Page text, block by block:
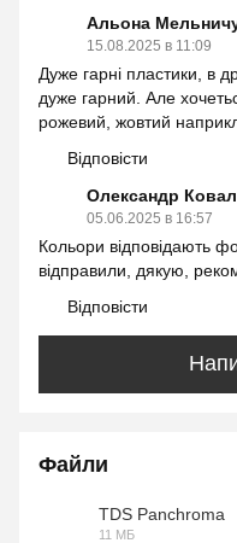
Альона
15.08.2025 в 11:09
Дуже гарні пластики, в
дуже гарний. Але
рожевий, жовтий
Відповісти
Олександр
05.06.2025 в 16:57
Кольори відповідають
відправили, дякую,
Відповісти
Файли
TDS Panchroma
11 МБ